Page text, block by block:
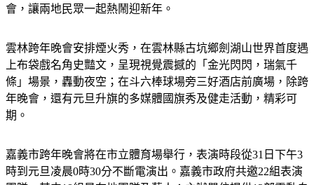
會，讓兩地民眾一起熱鬧迎新年。
雲林跨年晚會安排煙火秀，在雲林縣古坑鄉劍湖山世界首度遇
上布袋戲名角史豔文，呈現視覺震撼的「金光閃閃，瑞氣千
條」場景，轟動夜空；在斗六棒球場旁三好酒店前廣場，除跨
年晚會，還有元旦升旗的多媒體國旗秀及健走活動，精彩可
期。
嘉義市跨年晚會將在市立體育場舉行，表演時段從31日下午3
時到元旦凌晨0時30分不斷電演出。嘉義市政府共邀22組表演